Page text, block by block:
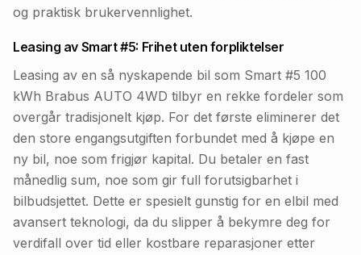
og praktisk brukervennlighet.
Leasing av Smart #5: Frihet uten forpliktelser
Leasing av en så nyskapende bil som Smart #5 100
kWh Brabus AUTO 4WD tilbyr en rekke fordeler som
overgår tradisjonelt kjøp. For det første eliminerer det
den store engangsutgiften forbundet med å kjøpe en
ny bil, noe som frigjør kapital. Du betaler en fast
månedlig sum, noe som gir full forutsigbarhet i
bilbudsjettet. Dette er spesielt gunstig for en elbil med
avansert teknologi, da du slipper å bekymre deg for
verdifall over tid eller kostbare reparasjoner etter